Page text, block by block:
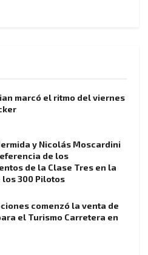
marcó el ritmo del viernes
y Nicolás Moscardini
de los
de la Clase Tres en la
los 300 Pilotos
comenzó la venta de
el Turismo Carretera en